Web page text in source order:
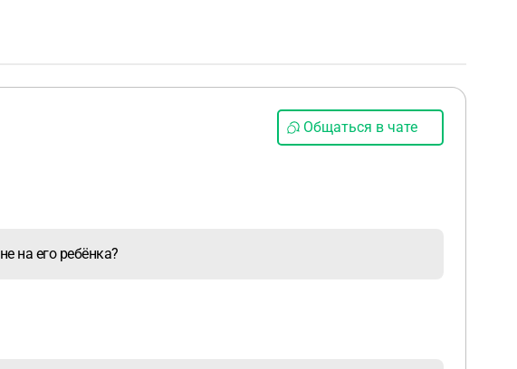
Общаться в чате
на его ребёнка?